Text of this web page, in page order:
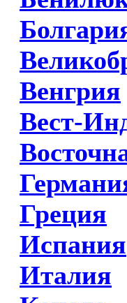
Венгрия
Вест-
Греция
Испания
Италия